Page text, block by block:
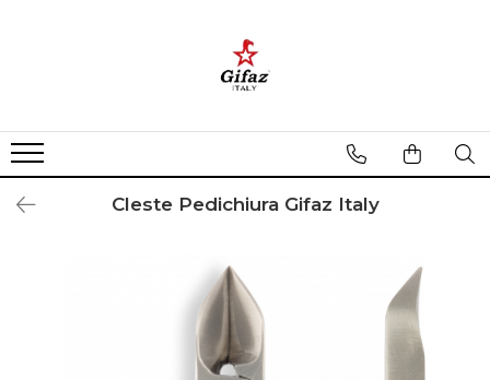
Tipuri de Forfecute
Forfecuta Cuticule
Trusa Manichiura Pedichiura
Cleste Pedichiura Gifaz Italy